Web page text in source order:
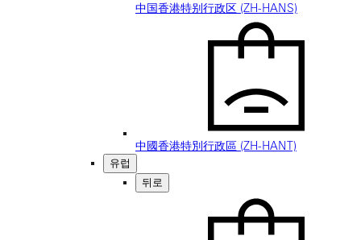
中国香港特别行政区 (ZH-HANS)
中國香港特別行政區 (ZH-HANT)
유럽
뒤로